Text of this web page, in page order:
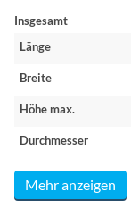
Insgesamt
Länge
Breite
Höhe max.
Durchmesser
Mehr anzeigen